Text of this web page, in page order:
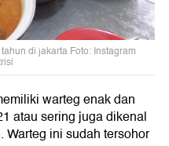
di jakarta Foto: Instagram
warteg enak dan
atau sering juga dikenal
Warteg ini sudah tersohor